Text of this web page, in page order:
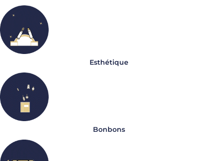
Esthétique
Bonbons